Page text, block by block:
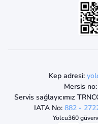
Kep adresi:
Mersis no:
Servis sağlayıcımız
IATA No: 882 -
Yolcu360